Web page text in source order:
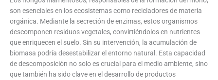
son esenciales en los ecosistemas como recicladores de materia
orgánica. Mediante la secreción de enzimas, estos organismos
descomponen residuos vegetales, convirtiéndolos en nutrientes
que enriquecen el suelo. Sin su intervención, la acumulación de
biomasa podría desestabilizar el entorno natural. Esta capacidad
de descomposición no solo es crucial para el medio ambiente, sino
que también ha sido clave en el desarrollo de productos